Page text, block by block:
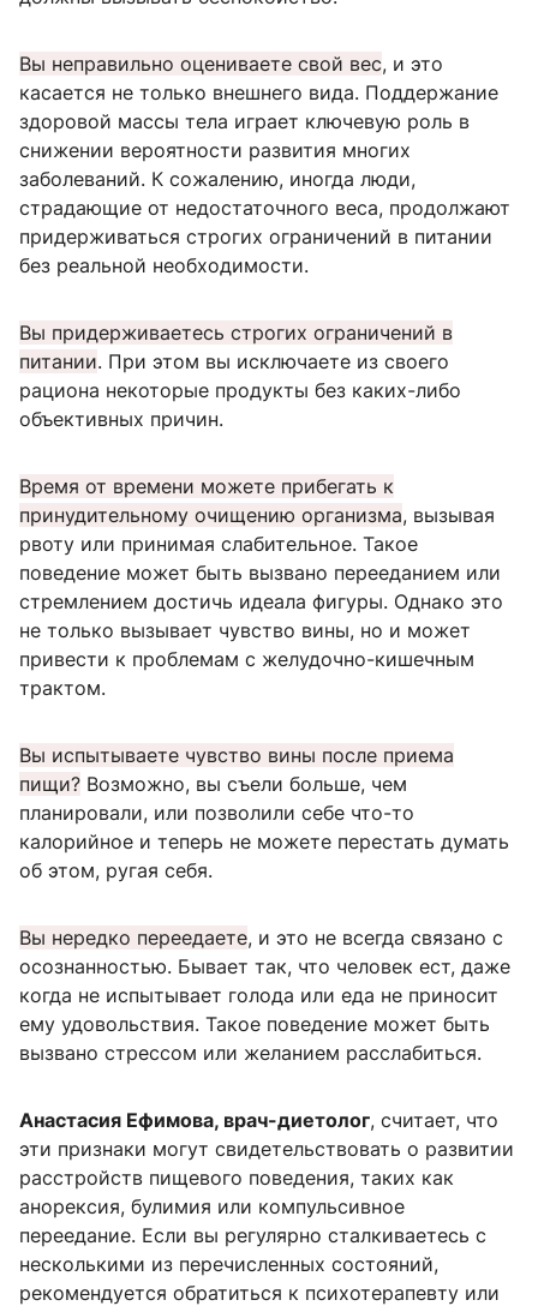
Вы неправильно оцениваете свой вес, и это
касается не только внешнего вида. Поддержание
здоровой массы тела играет ключевую роль в
снижении вероятности развития многих
заболеваний. К сожалению, иногда люди,
страдающие от недостаточного веса, продолжают
придерживаться строгих ограничений в питании
без реальной необходимости.
Вы придерживаетесь строгих ограничений в
питании. При этом вы исключаете из своего
рациона некоторые продукты без каких-либо
объективных причин.
Время от времени можете прибегать к
принудительному очищению организма, вызывая
рвоту или принимая слабительное. Такое
поведение может быть вызвано перееданием или
стремлением достичь идеала фигуры. Однако это
не только вызывает чувство вины, но и может
привести к проблемам с желудочно-кишечным
трактом.
Вы испытываете чувство вины после приема
пищи? Возможно, вы съели больше, чем
планировали, или позволили себе что-то
калорийное и теперь не можете перестать думать
об этом, ругая себя.
Вы нередко переедаете, и это не всегда связано с
осознанностью. Бывает так, что человек ест, даже
когда не испытывает голода или еда не приносит
ему удовольствия. Такое поведение может быть
вызвано стрессом или желанием расслабиться.
Анастасия Ефимова, врач-диетолог, считает, что
эти признаки могут свидетельствовать о развитии
расстройств пищевого поведения, таких как
анорексия, булимия или компульсивное
переедание. Если вы регулярно сталкиваетесь с
несколькими из перечисленных состояний,
рекомендуется обратиться к психотерапевту или